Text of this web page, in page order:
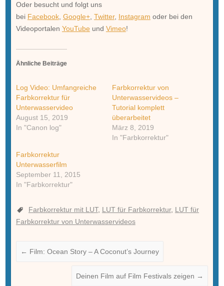
Oder besucht und folgt uns
bei Facebook, Google+, Twitter, Instagram oder bei den
Videoportalen YouTubeund Vimeo!
Ähnliche Beiträge
Log Video: Umfangreiche
Farbkorrektur für
Unterwasservideo
August 15, 2019
In "Canon log"
Farbkorrektur von
Unterwasservideos –
Tutorial komplett
überarbeitet
März 8, 2019
In "Farbkorrektur"
Farbkorrektur
Unterwasserfilm
September 11, 2015
In "Farbkorrektur"
Farbkorrektur mit LUT, LUT für Farbkorrektur, LUT für
Farbkorrektur von Unterwasservideos
← Film: Ocean Story – A Coconut’s Journey
Deinen Film auf Film Festivals zeigen →